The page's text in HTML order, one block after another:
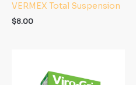
VERMEX Total Suspension
$8.00